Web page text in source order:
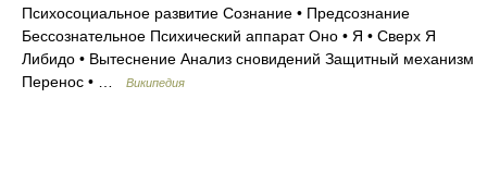
Психосоциальное развитие Сознание • Предсознание
Бессознательное Психический аппарат Оно • Я • Сверх Я
Либидо • Вытеснение Анализ сновидений Защитный механизм
Перенос • …
Википедия